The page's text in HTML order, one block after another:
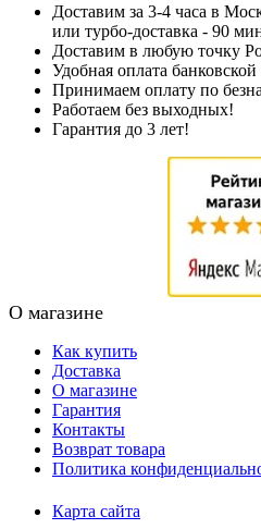
Доставим за 3-4 часа в
или турбо-доставка - 90
Доставим в любую точку
Удобная оплата банковской
Принимаем оплату по
Работаем без выходных!
Гарантия до 3 лет!
О магазине
Как купить
Доставка
О магазине
Гарантия
Контакты
Возврат товара
Политика
Карта сайта